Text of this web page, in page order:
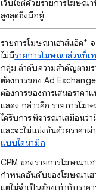
เว็บไซต์ด้วยรายการโฆษณ
สูงสุดซึ่งมีอยู่
รายการโฆษณาเฮาส์แอ็ด*
ไม่มีรายการโฆษณาส่วนที่เ
กลุ่ม ลำดับความสำคัญตามร
ต้องการของ Ad
ต้องการของการเสนอราค
แสดง กล่าวคือ รายการโฆษ
ได้รับการพิจารณาเสมือนว่า
และจะไม่แข่งขันด้วยราคาผ่
แบบไดนามิก
CPM ของรายการโฆษณาเ
กำหนดอันดับของโฆษณาเ
แต่ไม่จำเป็นต้องเท่ากับราค